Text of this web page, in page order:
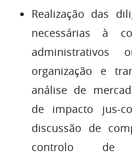
Realização das
necessárias à
administrativos
organização e
análise de
de impacto jus-
discussão de
controlo de